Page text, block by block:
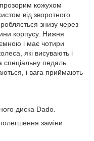
кожухом
від зворотного
знизу через
корпусу. Нижня
і має чотири
які висувають і
спеціальну педаль.
і вага приймають
диска Dado.
заміни